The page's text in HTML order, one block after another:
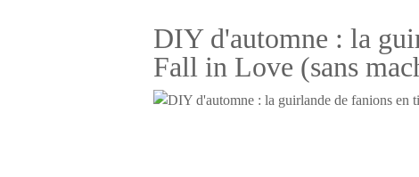
DIY d'automne : la
Fall in Love (sans